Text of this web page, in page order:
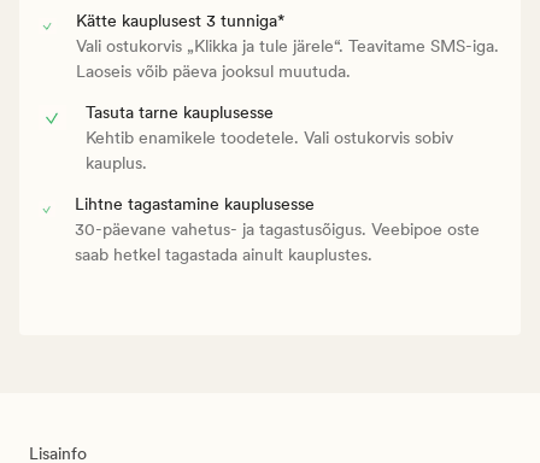
Kätte kauplusest 3 tunniga*
Vali ostukorvis „Klikka ja tule järele“. Teavitame SMS-iga.
Laoseis võib päeva jooksul muutuda.
Tasuta tarne kauplusesse
Kehtib enamikele toodetele. Vali ostukorvis sobiv
kauplus.
Lihtne tagastamine kauplusesse
30-päevane vahetus- ja tagastusõigus. Veebipoe oste
saab hetkel tagastada ainult kauplustes.
Lisainfo